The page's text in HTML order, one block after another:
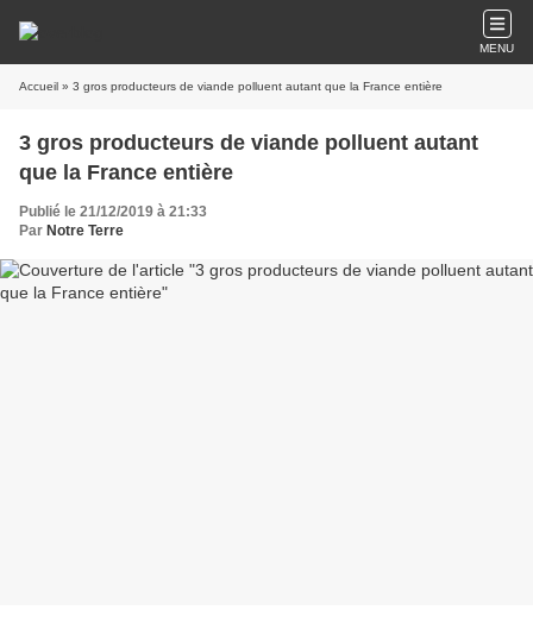
MENU
Accueil » 3 gros producteurs de viande polluent autant que la France entière
3 gros producteurs de viande polluent autant
que la France entière
Publié le 21/12/2019 à 21:33
Par Notre Terre